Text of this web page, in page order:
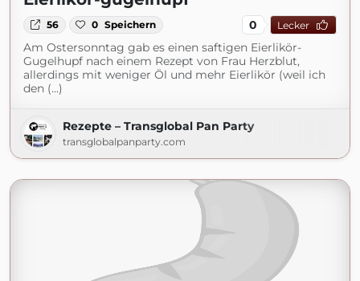
56 0 Speichern 0 Lecker
Am Ostersonntag gab es einen saftigen Eierlikör-
Gugelhupf nach einem Rezept von Frau Herzblut,
allerdings mit weniger Öl und mehr Eierlikör (weil ich
den (...)
Rezepte – Transglobal Pan Party
transglobalpanparty.com